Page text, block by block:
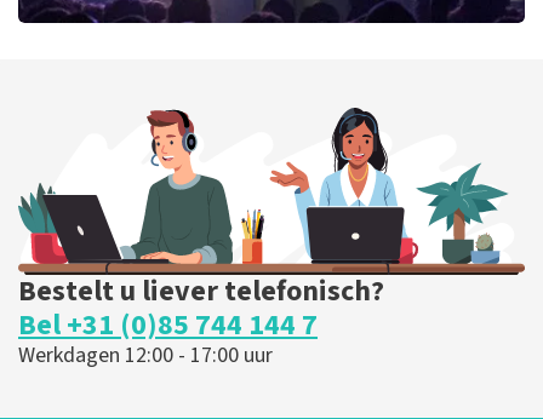
BESTEL NU
Bestelt u liever telefonisch?
Bel +31 (0)85 744 144 7
Werkdagen 12:00 - 17:00 uur